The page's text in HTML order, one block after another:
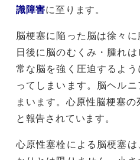
識障害に至ります。
脳梗塞に陥った脳は徐々
日後に脳のむくみ・腫れ
常な脳を強く圧迫するよう
ってしまいます。脳ヘル
まいます。心原性脳梗塞
と報告されています。
心原性塞栓による脳梗塞